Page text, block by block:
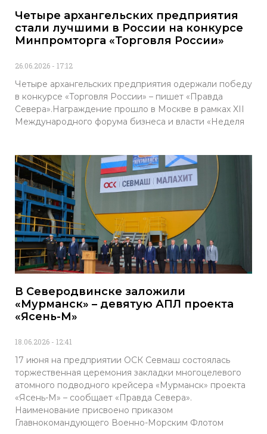
Четыре архангельских предприятия
стали лучшими в России на конкурсе
Минпромторга «Торговля России»
26.06.2026 17:12
Четыре архангельских предприятия одержали победу
в конкурсе «Торговля России» – пишет «Правда
Севера».Награждение прошло в Москве в рамках XII
Международного форума бизнеса и власти «Неделя
В Северодвинске заложили
«Мурманск» – девятую АПЛ проекта
«Ясень-М»
18.06.2026 12:41
17 июня на предприятии ОСК Севмаш состоялась
торжественная церемония закладки многоцелевого
атомного подводного крейсера «Мурманск» проекта
«Ясень-М» – сообщает «Правда Севера».
Наименование присвоено приказом
Главнокомандующего Военно-Морским Флотом